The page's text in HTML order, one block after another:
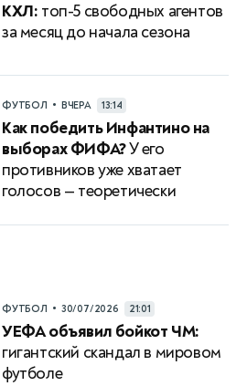
КХЛ: топ-5 свободных агентов
за месяц до начала сезона
ФУТБОЛ • ВЧЕРА 13:14
Как победить Инфантино на
выборах ФИФА?У его
противников уже хватает
голосов — теоретически
ФУТБОЛ • 30/07/2026 21:01
УЕФА объявил бойкот ЧМ:
гигантский скандал в мировом
футболе